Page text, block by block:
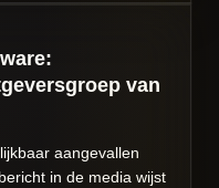
van
aangevallen
in de media wijst